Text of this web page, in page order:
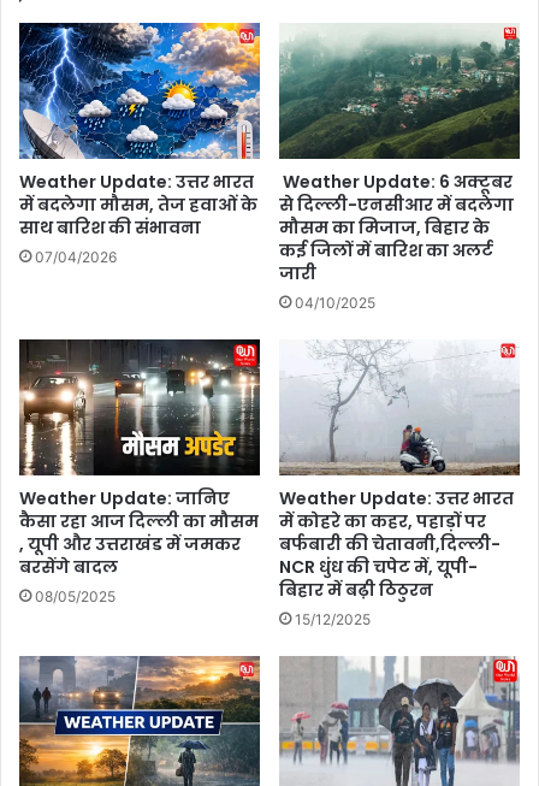
र
बा
र
,
रां
ची
के
मं
दि
र
या
द
र्श
न
e
c
t
i
o
n
:
‘
ते
बॉ
क्स
ऑ
फि
स
क
ले
क्श
न
,
फि
क
मा
ई
प
र
Weather Update: उत्तर भारत
में बदलेगा मौसम, तेज हवाओं के
साथ बारिश की संभावना
07/04/2026
Weather Update: 6 अक्टूबर
से दिल्ली-एनसीआर में बदलेगा
मौसम का मिजाज, बिहार के
कई जिलों में बारिश का अलर्ट
जारी
04/10/2025
Weather Update: जानिए
कैसा रहा आज दिल्ली का मौसम
, यूपी और उत्तराखंड में जमकर
बरसेंगे बादल
08/05/2025
Weather Update: उत्तर भारत
में कोहरे का कहर, पहाड़ों पर
बर्फबारी की चेतावनी,दिल्ली-
NCR धुंध की चपेट में, यूपी-
बिहार में बढ़ी ठिठुरन
15/12/2025